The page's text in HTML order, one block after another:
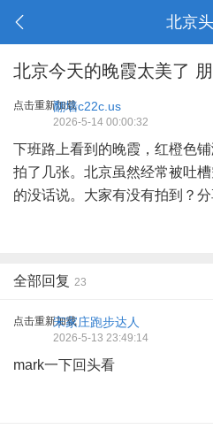
北京
北京今天的晚霞太美了
点击重新加载翻墙c22c.us
2026-5-14 00:00:32
下班路上看到的晚霞，红橙色
拍了几张。北京虽然经常被吐
的没话说。大家有没有拍到？分
全部回复 23
点击重新加载宋家庄跑步达人
2026-5-13 23:49:14
mark一下回头看